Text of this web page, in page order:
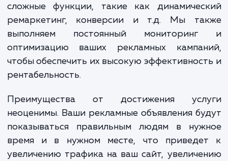
понять, какие ключевые слова,
местоположения, временные рамки и
параметры будут наиболее эффективными
ваших рекламных кампаний.
Наши специалисты проводят глубокий
ключевых слов, создают
эффективные рекламные
настраивают параметры
бюджеты и ставки, а также
сложные функции, такие как